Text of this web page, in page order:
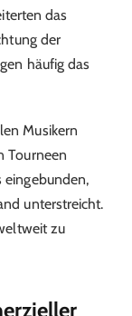
das
der
häufig das
Musikern
Tourneen
eingebunden,
unterstreicht.
zu